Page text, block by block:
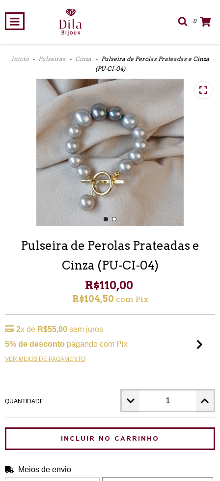
0
Início - Pulseiras - Cinza -
Pulseira de Perolas Prateadas e Cinza
(PU-CI-04)
Pulseira de Perolas Prateadas e
Cinza (PU-CI-04)
R$110,00
R$104,50 com Pix
2x de R$55,00 sem juros
5% de desconto pagando com Pix
VER MEIOS DE PAGAMENTO
QUANTIDADE
Entregas para o CEP:
Meios de envio